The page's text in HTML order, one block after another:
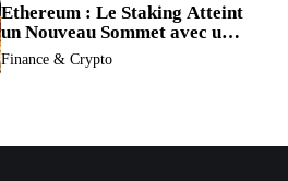
Ethereum : Le Staking Atteint
un Nouveau Sommet avec un
Verrouillage Accru des ETH
Finance & Crypto